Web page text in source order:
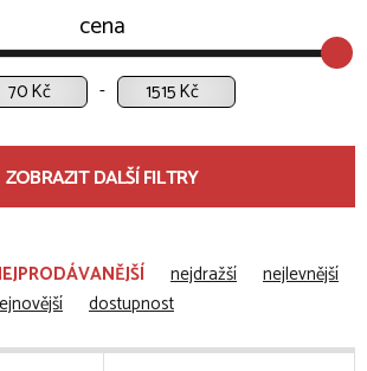
cena
Kč Kč
ZOBRAZIT DALŠÍ FILTRY
nejdražší
nejlevnější
dostupnost